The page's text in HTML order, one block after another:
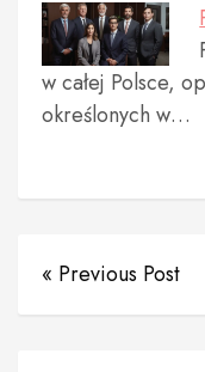
w całej Polsce,
określonych w…
« Previous Post